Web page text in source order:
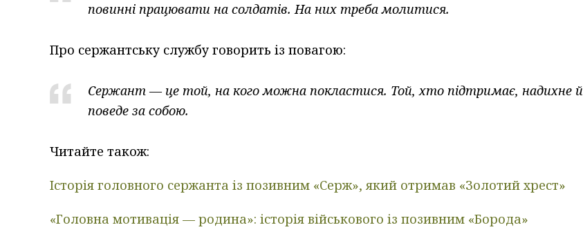
повинні працювати на солдатів. На них треба молитися.
Про сержантську службу говорить із повагою:
Сержант — це той, на кого можна покластися. Той, хто підтримає, надихне й
поведе за собою.
Читайте також:
Історія головного сержанта із позивним «Серж», який отримав «Золотий хрест»
«Головна мотивація — родина»: історія військового із позивним «Борода»